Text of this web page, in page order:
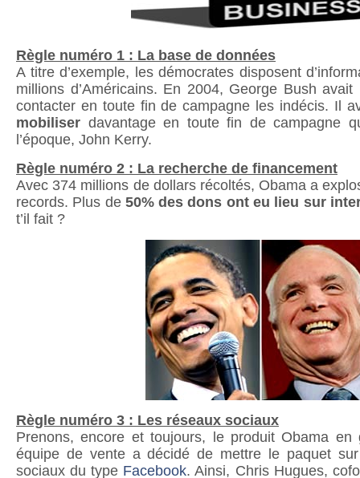
Règle numéro 1 : La base de données
A titre d’exemple, les démocrates disposent
millions d’Américains. En 2004, George Bush
contacter en toute fin de campagne les indécis. Il
mobiliser davantage en toute fin de campagne
l’époque, John Kerry.
Règle numéro 2 : La recherche de financement
Avec 374 millions de dollars récoltés, Obama a
records. Plus de 50% des dons ont eu lieu sur
t’il fait ?
Règle numéro 3 : Les réseaux sociaux
Prenons, encore et toujours, le produit Obama en
équipe de vente a décidé de mettre le paquet
sociaux du type Facebook. Ainsi, Chris Hugues,